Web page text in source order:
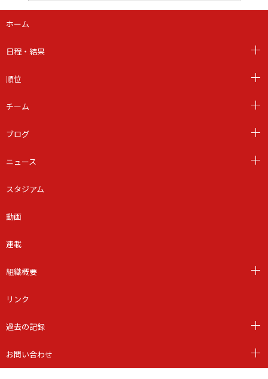
ホーム
日程・結果
順位
チーム
ブログ
ニュース
スタジアム
動画
連載
組織概要
リンク
過去の記録
お問い合わせ